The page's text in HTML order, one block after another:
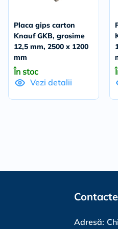
Placa gips carton
Knauf GKB, grosime
12,5 mm, 2500 x 1200
mm
În stoc
Vezi detalii
Contacte
Adresă: